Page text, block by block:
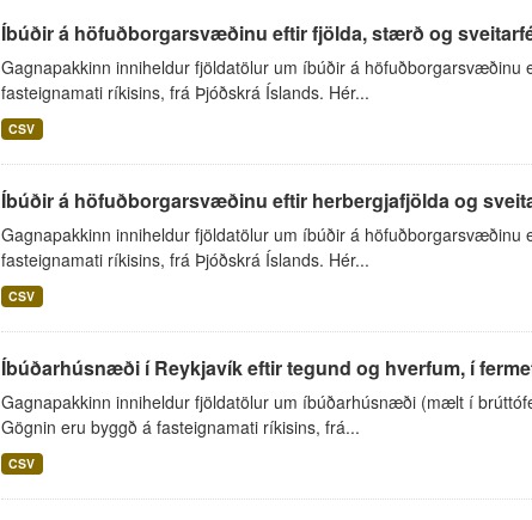
Íbúðir á höfuðborgarsvæðinu eftir fjölda, stærð og
Gagnapakkinn inniheldur fjöldatölur um íbúðir á
fasteignamati ríkisins, frá Þjóðskrá Íslands. Hér...
CSV
Íbúðir á höfuðborgarsvæðinu eftir herbergjafjölda og
Gagnapakkinn inniheldur fjöldatölur um íbúðir á
fasteignamati ríkisins, frá Þjóðskrá Íslands. Hér...
CSV
Íbúðarhúsnæði í Reykjavík eftir tegund og hverfum, í
Gagnapakkinn inniheldur fjöldatölur um íbúðarhúsnæði (mælt í
Gögnin eru byggð á fasteignamati ríkisins, frá...
CSV